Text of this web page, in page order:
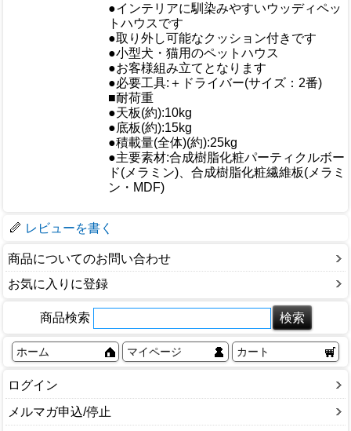
●インテリアに馴染みやすいウッディペッ
トハウスです
●取り外し可能なクッション付きです
●小型犬・猫用のペットハウス
●お客様組み立てとなります
●必要工具:＋ドライバー(サイズ：2番)
■耐荷重
●天板(約):10kg
●底板(約):15kg
●積載量(全体)(約):25kg
●主要素材:合成樹脂化粧パーティクルボー
ド(メラミン)、合成樹脂化粧繊維板(メラミ
ン・MDF)
レビューを書く
商品についてのお問い合わせ
お気に入りに登録
商品検索
ホーム マイページ カート
ログイン
メルマガ申込/停止